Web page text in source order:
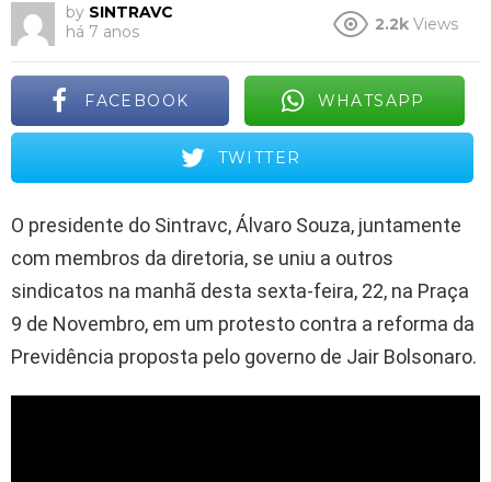
by SINTRAVC
há 7 anos
2.2k Views
FACEBOOK WHATSAPP
TWITTER
O presidente do Sintravc, Álvaro Souza, juntamente
com membros da diretoria, se uniu a outros
sindicatos na manhã desta sexta-feira, 22, na Praça
9 de Novembro, em um protesto contra a reforma da
Previdência proposta pelo governo de Jair Bolsonaro.